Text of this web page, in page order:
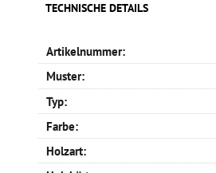
TECHNISCHE DETAILS
Artikelnummer:
Muster:
Typ:
Farbe:
Holzart: